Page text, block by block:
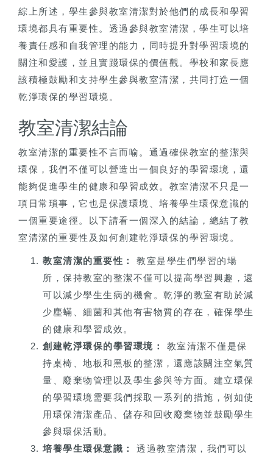
綜上所述，學生參與教室清潔對於他們的成長和學習
環境都具有重要性。透過參與教室清潔，學生可以培
養責任感和自我管理的能力，同時提升對學習環境的
關注和愛護，並且實踐環保的價值觀。學校和家長應
該積極鼓勵和支持學生參與教室清潔，共同打造一個
乾淨環保的學習環境。
教室清潔結論
教室清潔的重要性不言而喻。通過確保教室的整潔與
環保，我們不僅可以營造出一個良好的學習環境，還
能夠促進學生的健康和學習成效。教室清潔不只是一
項日常瑣事，它也是保護環境、培養學生環保意識的
一個重要途徑。以下請看一個深入的結論，總結了教
室清潔的重要性及如何創建乾淨環保的學習環境。
教室清潔的重要性：
教室是學生們學習的場
所，保持教室的整潔不僅可以提高學習興趣，還
可以減少學生生病的機會。乾淨的教室有助於減
少塵蟎、細菌和其他有害物質的存在，確保學生
的健康和學習成效。
創建乾淨環保的學習環境：
教室清潔不僅是保
持桌椅、地板和黑板的整潔，還應該關注空氣質
量、廢棄物管理以及學生參與等方面。建立環保
的學習環境需要我們採取一系列的措施，例如使
用環保清潔產品、儲存和回收廢棄物並鼓勵學生
參與環保活動。
培養學生環保意識：
透過教室清潔，我們可以